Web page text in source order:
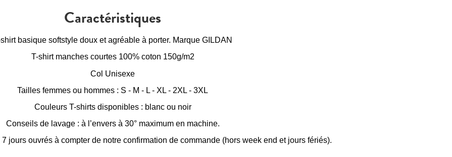
Caractéristiques
basique softstyle doux et agréable à porter. Marque GILDAN
T-shirt manches courtes 100% coton 150g/m2
Col Unisexe
Tailles femmes ou hommes : S - M - L - XL - 2XL - 3XL
Couleurs T-shirts disponibles : blanc ou noir
Conseils de lavage : à l’envers à 30° maximum en machine.
jours ouvrés à compter de notre confirmation de commande (hors week end et jours fériés).